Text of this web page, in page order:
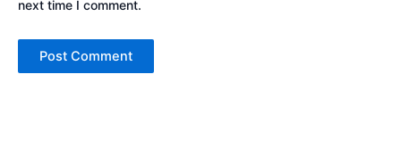
next time I comment.